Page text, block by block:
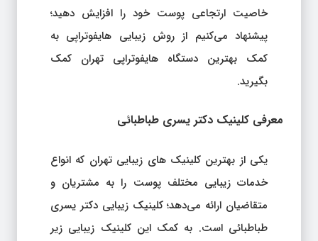
خاصیت ارتجاعی پوست خود را افزایش دهید؛
پیشنهاد می‌کنیم از روش زیبایی هایفوتراپی به
کمک بهترین دستگاه هایفوتراپی تهران کمک
بگیرید.
معرفی کلینیک دکتر یسری طباطبائی
یکی از بهترین کلینیک های زیبایی تهران که انواع
خدمات زیبایی مختلف پوست را به مشتریان و
متقاضیان ارائه می‌دهد؛ کلینیک زیبایی دکتر یسری
طباطبائی است. به کمک این کلینیک زیبایی زیر